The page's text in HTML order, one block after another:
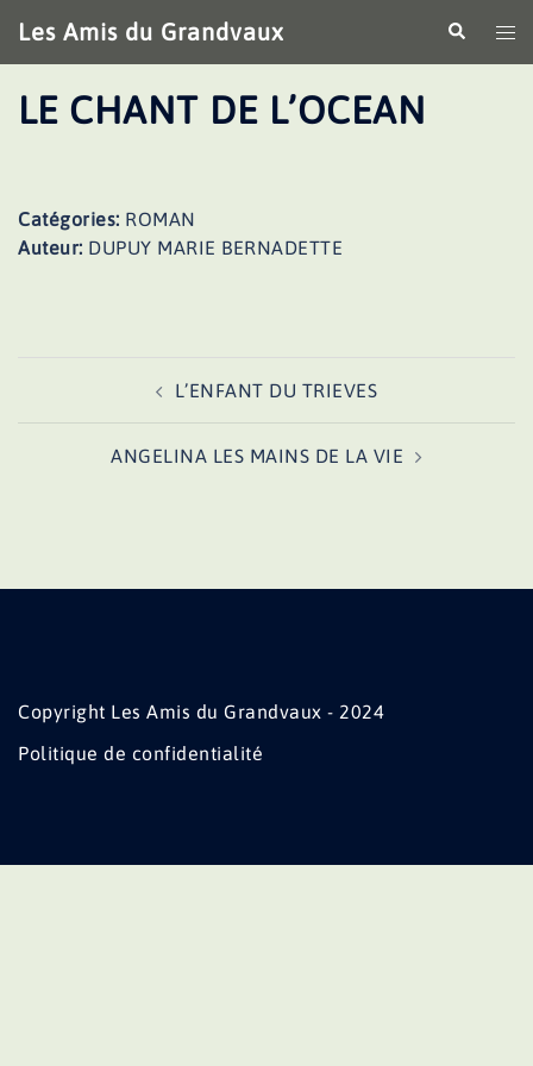
au
contenu
Les Amis du Grandvaux
le
LE CHANT DE L’OCEAN
Catégories: ROMAN
Auteur: DUPUY MARIE BERNADETTE
L’ENFANT DU TRIEVES
ANGELINA LES MAINS DE LA VIE
Copyright Les Amis du Grandvaux - 2024
Politique de confidentialité